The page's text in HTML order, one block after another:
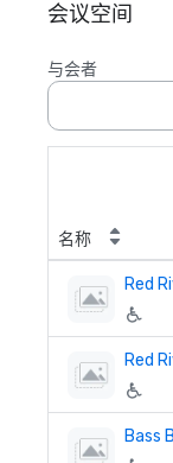
会议空间
与会者
名称
Red
Bass